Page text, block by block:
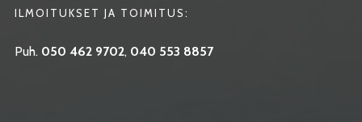
ILMOITUKSET JA TOIMITUS:
Puh. 050 462 9702, 040 553 8857